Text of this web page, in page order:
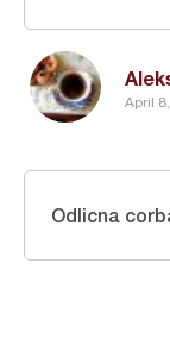
April
Odlicna